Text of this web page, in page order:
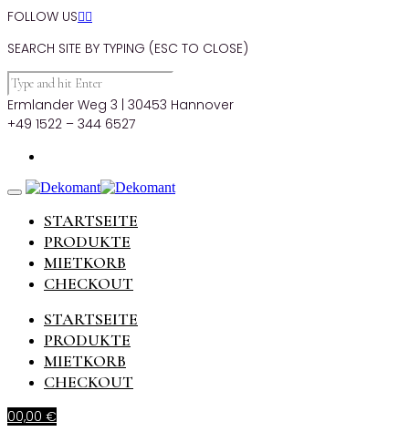
FOLLOW US
SEARCH SITE BY TYPING (ESC TO CLOSE)
Ermlander Weg 3 | 30453 Hannover
+49 1522 – 344 6527
STARTSEITE
PRODUKTE
MIETKORB
CHECKOUT
STARTSEITE
PRODUKTE
MIETKORB
CHECKOUT
00,00 €